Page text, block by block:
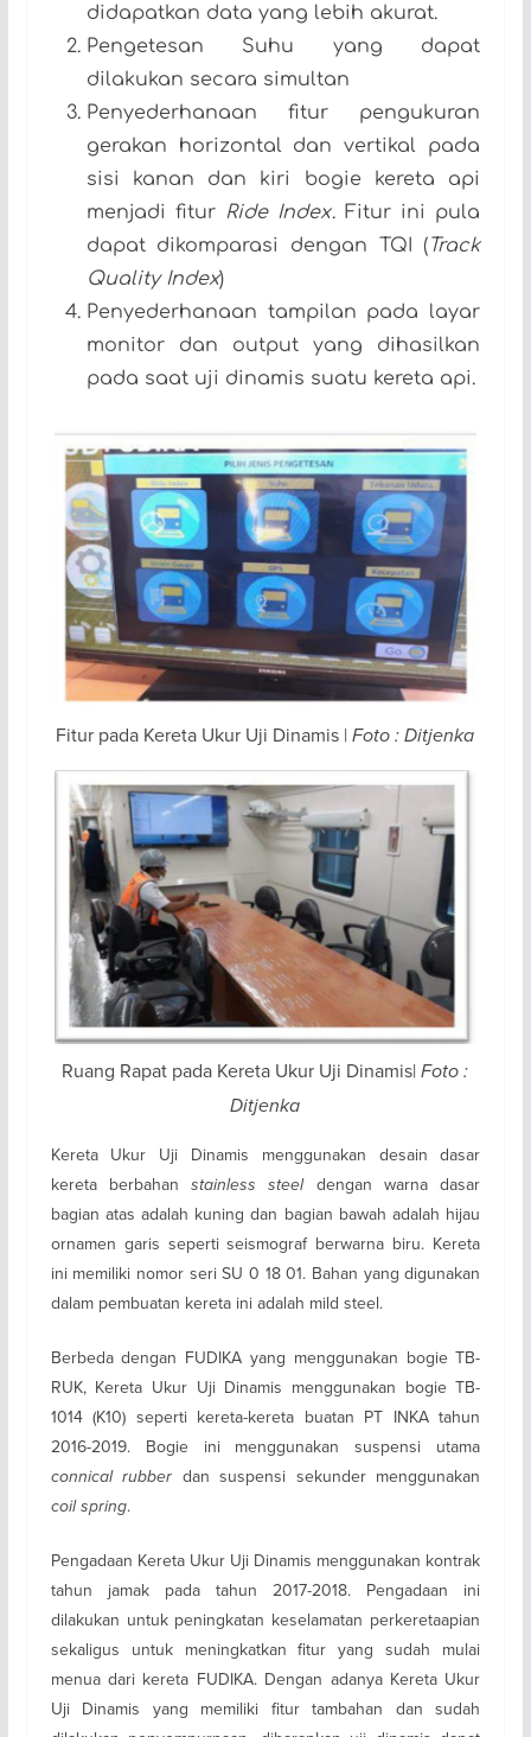
didapatkan data yang lebih akurat.
Pengetesan Suhu yang dapat
dilakukan secara simultan
Penyederhanaan fitur pengukuran
gerakan horizontal dan vertikal pada
sisi kanan dan kiri bogie kereta api
menjadi fitur Ride Index. Fitur ini pula
dapat dikomparasi dengan TQI (Track
Quality Index)
Penyederhanaan tampilan pada layar
monitor dan output yang dihasilkan
pada saat uji dinamis suatu kereta api.
Fitur pada Kereta Ukur Uji Dinamis |Foto : Ditjenka
Ruang Rapat pada Kereta Ukur Uji Dinamis|Foto :
Ditjenka
Kereta Ukur Uji Dinamis menggunakan desain dasar
kereta berbahanstainless steeldengan warna dasar
bagian atas adalah kuning dan bagian bawah adalah hijau
ornamen garis seperti seismograf berwarna biru. Kereta
ini memiliki nomor seri SU 0 18 01. Bahan yang digunakan
dalam pembuatan kereta ini adalah mild steel.
Berbeda dengan FUDIKA yang menggunakan bogie TB-
RUK, Kereta Ukur Uji Dinamis menggunakan bogie TB-
1014 (K10) seperti kereta-kereta buatan PT INKA tahun
2016-2019. Bogie ini menggunakan suspensi utama
connical rubber dan suspensi sekunder menggunakan
coil spring.
Pengadaan Kereta Ukur Uji Dinamis menggunakan kontrak
tahun jamak pada tahun 2017-2018. Pengadaan ini
dilakukan untuk peningkatan keselamatan perkeretaapian
sekaligus untuk meningkatkan fitur yang sudah mulai
menua dari kereta FUDIKA. Dengan adanya Kereta Ukur
Uji Dinamis yang memiliki fitur tambahan dan sudah